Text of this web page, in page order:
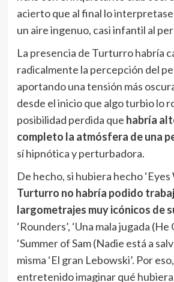
acierto que al final lo
un aire ingenuo, casi infantil al
La presencia de Turturro habría
radicalmente la percepción del
aportando una tensión más
desde el inicio que algo turbio lo
posibilidad perdida que habría
completo la atmósfera de una
sí hipnótica y perturbadora.
De hecho, si hubiera hecho ‘Eyes
Turturro no habría podido
largometrajes muy icónicos de
‘Rounders’, ‘Una mala jugada (He
‘Summer of Sam (Nadie está a
misma ‘El gran Lebowski’. Por
entretenido imaginar qué hubiera